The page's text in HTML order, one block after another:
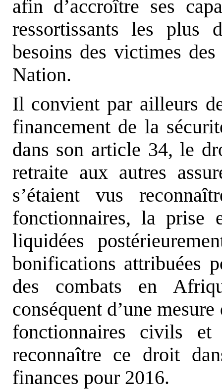
afin d’accroître ses
ressortissants les plus
besoins des victimes
Nation.
Il convient par ailleurs
financement de la
dans son article 34, le
retraite aux autres
s’étaient vus
fonctionnaires, la prise
liquidées
bonifications attribuées
des combats en
conséquent d’une
fonctionnaires civils
reconnaître ce droit
finances pour 2016.